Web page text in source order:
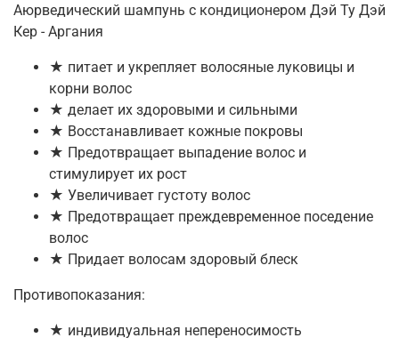
Аюрведический шампунь с кондиционером Дэй Ту Дэй
Кер - Аргания
★ питает и укрепляет волосяные луковицы и
корни волос
★ делает их здоровыми и сильными
★ Восстанавливает кожные покровы
★ Предотвращает выпадение волос и
стимулирует их рост
★ Увеличивает густоту волос
★ Предотвращает преждевременное поседение
волос
★ Придает волосам здоровый блеск
Противопоказания:
★ индивидуальная непереносимость